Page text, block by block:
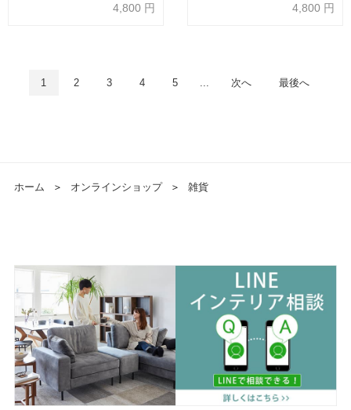
4,800 円 4,800 円
1 2 3 4 5 次へ 最後へ
ホーム ＞ オンラインショップ ＞ 雑貨